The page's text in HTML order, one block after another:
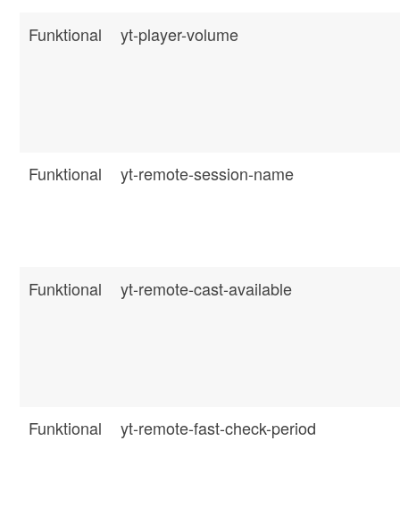
Funktional yt-player-volume
Funktional yt-remote-session-name
Funktional yt-remote-cast-available
Funktional yt-remote-fast-check-period